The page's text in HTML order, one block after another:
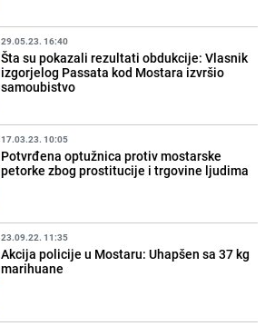
29.05.23. 16:40
Šta su pokazali rezultati obdukcije: Vlasnik
izgorjelog Passata kod Mostara izvršio
samoubistvo
17.03.23. 10:05
Potvrđena optužnica protiv mostarske
petorke zbog prostitucije i trgovine ljudima
23.09.22. 11:35
Akcija policije u Mostaru: Uhapšen sa 37 kg
marihuane